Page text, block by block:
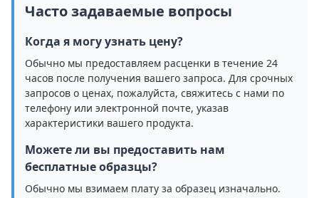
Часто задаваемые вопросы
Когда я могу узнать цену?
Обычно мы предоставляем расценки в течение 24
часов после получения вашего запроса. Для срочных
запросов о ценах, пожалуйста, свяжитесь с нами по
телефону или электронной почте, указав
характеристики вашего продукта.
Можете ли вы предоставить нам
бесплатные образцы?
Обычно мы взимаем плату за образец изначально.